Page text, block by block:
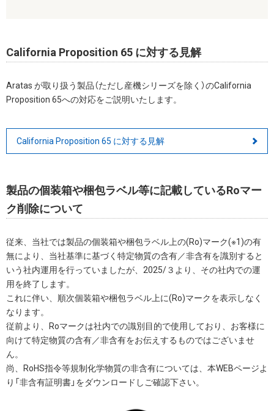
California Proposition 65 に対する見解
Aratas が取り扱う製品（ただし産機シリーズを除く）のCalifornia
Proposition 65への対応をご説明いたします。
California Proposition 65 に対する見解
製品の個装箱や梱包ラベル等に記載しているRoマー
ク削除について
従来、当社では製品の個装箱や梱包ラベル上の(Ro)マーク(※1)の有
無により、当社基準に基づく特定物質の含有／非含有を識別すると
いう社内運用を行っていましたが、2025/３より、その社内での運
用を終了します。
これに伴い、順次個装箱や梱包ラベル上に(Ro)マークを表示しなく
なります。
従前より、Roマークは社内での識別目的で使用しており、お客様に
向けて特定物質の含有／非含有をお伝えするものではございませ
ん。
尚、RoHS指令等規制化学物質の非含有については、本WEBページよ
り「非含有証明書」をダウンロードしご確認下さい。